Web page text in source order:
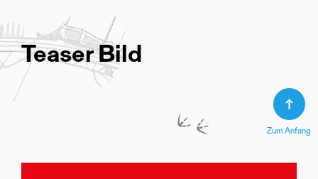
Teaser Bild
Zum Anfang